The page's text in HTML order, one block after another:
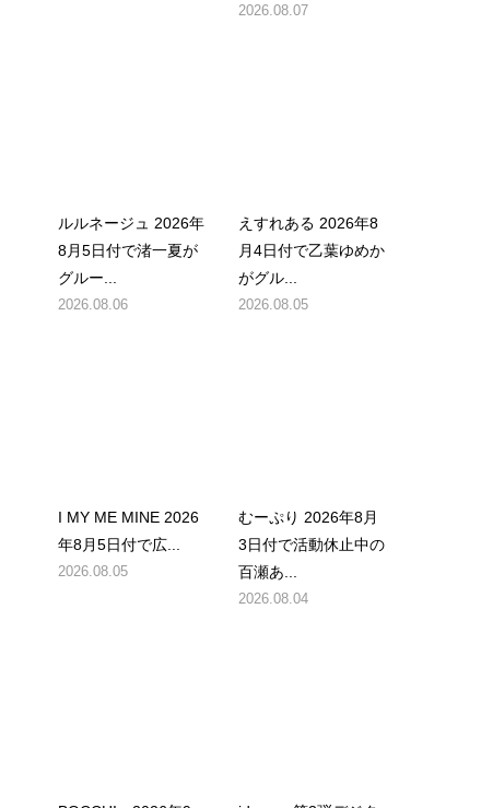
2026.08.07
ルルネージュ 2026年
8月5日付で渚一夏が
グルー...
2026.08.06
えすれある 2026年8
月4日付で乙葉ゆめか
がグル...
2026.08.05
I MY ME MINE 2026
年8月5日付で広...
2026.08.05
むーぷり 2026年8月
3日付で活動休止中の
百瀬あ...
2026.08.04